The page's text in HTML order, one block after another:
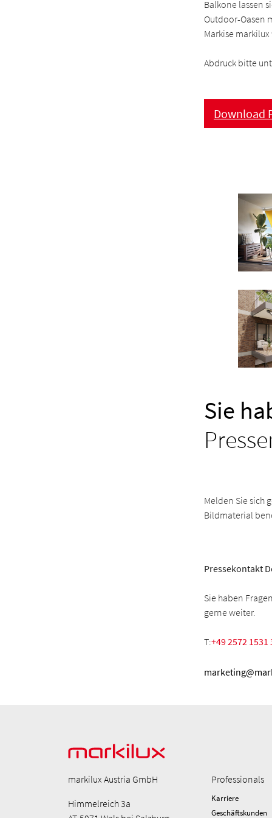
Balkone lassen
Outdoor-Oasen
Markise
Abdruck bitte
Download
Sie
Melden Sie sich
Bildmaterial
Pressekontakt
Sie haben
gerne weiter.
T:+49 2572 1531
markilux Austria GmbH
Himmelreich 3a
Professionals
Karriere
Geschäftskunden